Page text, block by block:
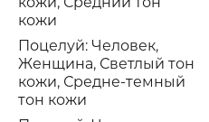
кожи
Поцелуй: Человек,
Женщина, Светлый тон
кожи, Средне-темный
тон кожи